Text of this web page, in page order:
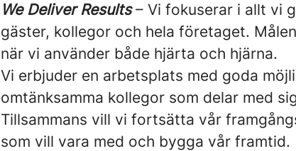
We Deliver Results– Vi fokuserar i allt vi
gäster, kollegor och hela företaget.
när vi använder både hjärta och hjärna.
Vi erbjuder en arbetsplats med goda
omtänksamma kollegor som delar med
Tillsammans vill vi fortsätta vår
som vill vara med och bygga vår framtid.